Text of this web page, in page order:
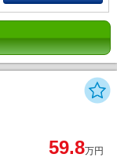
59.8万円